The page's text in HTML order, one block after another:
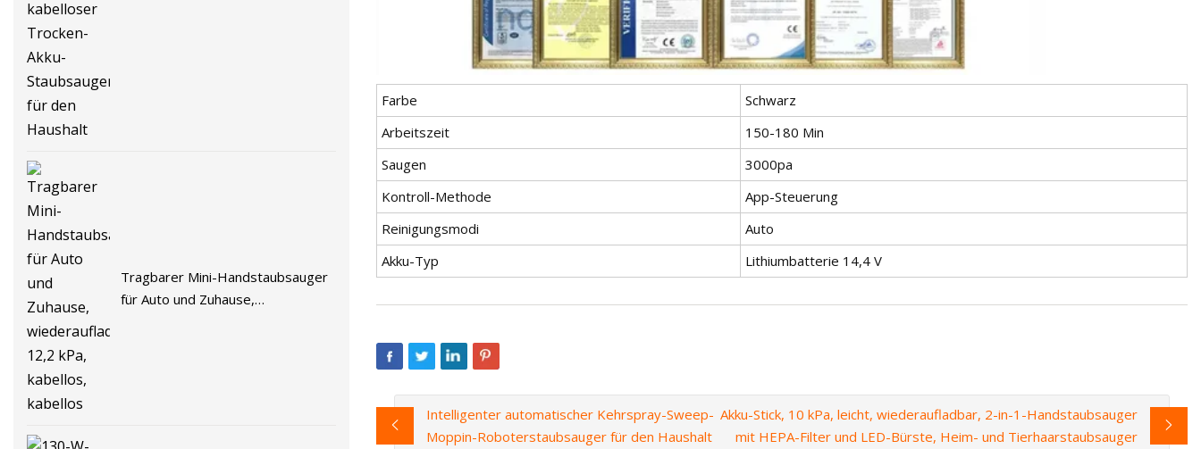
Tragbarer Mini-Handstaubsauger
für Auto und Zuhause,
Farbe
Schwarz
Arbeitszeit
150-180 Min
Saugen
3000pa
Kontroll-Methode
App-Steuerung
Reinigungsmodi
Auto
Akku-Typ
Lithiumbatterie 14,4 V
Intelligenter automatischer Kehrspray-Sweep-
Moppin-Roboterstaubsauger für den Haushalt
Akku-Stick, 10 kPa, leicht, wiederaufladbar, 2-in-1-Handstaubsauger
mit HEPA-Filter und LED-Bürste, Heim- und Tierhaarstaubsauger